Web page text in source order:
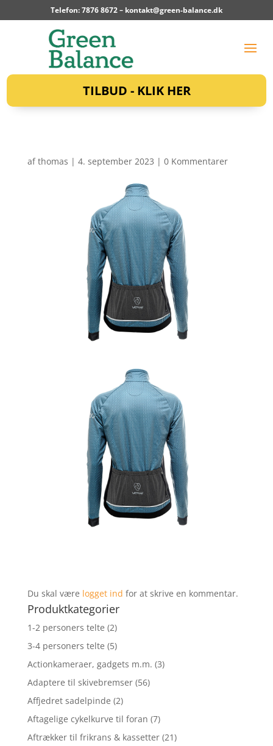
Telefon: 7876 8672 – kontakt@green-balance.dk
TILBUD - KLIK HER
afthomas | 4. september 2023 | 0 Kommentarer
Du skal være logget ind for at skrive en kommentar.
Produktkategorier
1-2 personers telte (2)
3-4 personers telte (5)
Actionkameraer, gadgets m.m. (3)
Adaptere til skivebremser (56)
Affjedret sadelpinde (2)
Aftagelige cykelkurve til foran (7)
Aftrækker til frikrans & kassetter (21)